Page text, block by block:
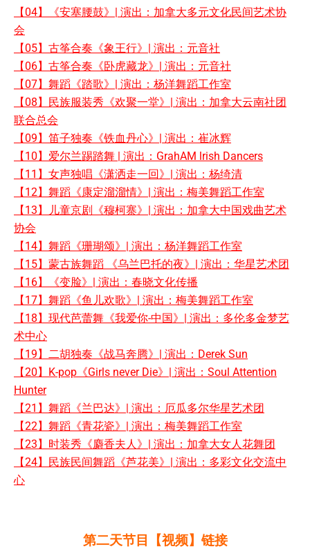
【04】《安塞腰鼓》| 演出：加拿大多元文化民间艺术协
会
【05】古筝合奏《象王行》| 演出：元音社
【06】古筝合奏《卧虎藏龙》| 演出：元音社
【07】舞蹈《踏歌》| 演出：杨洋舞蹈工作室
【08】民族服装秀《欢聚一堂》| 演出：加拿大云南社团
联合总会
【09】笛子独奏《铁血丹心》| 演出：崔冰辉
【10】爱尔兰踢踏舞 | 演出：GrahAM lrish Dancers
【11】女声独唱《潇洒走一回》| 演出：杨绮清
【12】舞蹈《康定溜溜情》| 演出：梅美舞蹈工作室
【13】儿童京剧《穆柯寨》| 演出：加拿大中国戏曲艺术
协会
【14】舞蹈《珊瑚颂》| 演出：杨洋舞蹈工作室
【15】蒙古族舞蹈 《乌兰巴托的夜》| 演出：华星艺术团
【16】《变脸》| 演出：春晓文化传播
【17】舞蹈《鱼儿欢歌》| 演出：梅美舞蹈工作室
【18】现代芭蕾舞《我爱你-中国》| 演出：多伦多金梦艺
术中心
【19】二胡独奏《战马奔腾》| 演出：Derek Sun
【20】K-pop《Girls never Die》| 演出：Soul Attention
Hunter
【21】舞蹈《兰巴达》| 演出：厄瓜多尔华星艺术团
【22】舞蹈《青花瓷》| 演出：梅美舞蹈工作室
【23】时装秀《麝香夫人》| 演出：加拿大女人花舞团
【24】民族民间舞蹈《芦花美》| 演出：多彩文化交流中
心
第二天节目【视频】链接